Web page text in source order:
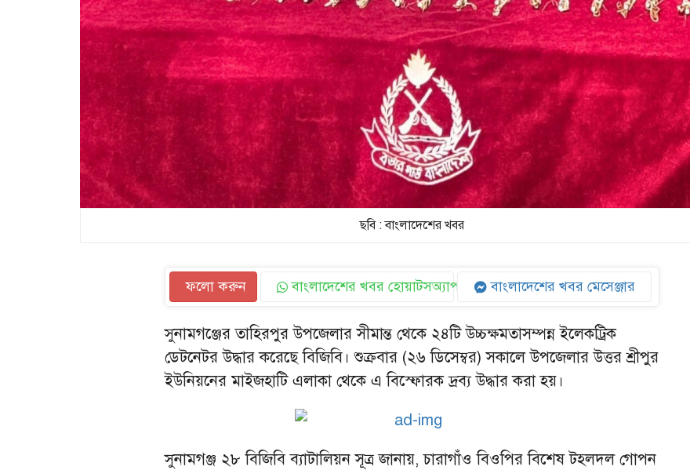
ছবি : বাংলাদেশের খবর
ফলো করুন বাংলাদেশের খবর হোয়াটসঅ্যাপ বাংলাদেশের খবর মেসেঞ্জার
সুনামগঞ্জের তাহিরপুর উপজেলার সীমান্ত থেকে ২৪টি উচ্চক্ষমতাসম্পন্ন ইলেকট্রিক
ডেটনেটর উদ্ধার করেছে বিজিবি। শুক্রবার (২৬ ডিসেম্বর) সকালে উপজেলার উত্তর শ্রীপুর
ইউনিয়নের মাইজহাটি এলাকা থেকে এ বিস্ফোরক দ্রব্য উদ্ধার করা হয়।
সুনামগঞ্জ ২৮ বিজিবি ব্যাটালিয়ন সূত্র জানায়, চারাগাঁও বিওপির বিশেষ টহলদল গোপন